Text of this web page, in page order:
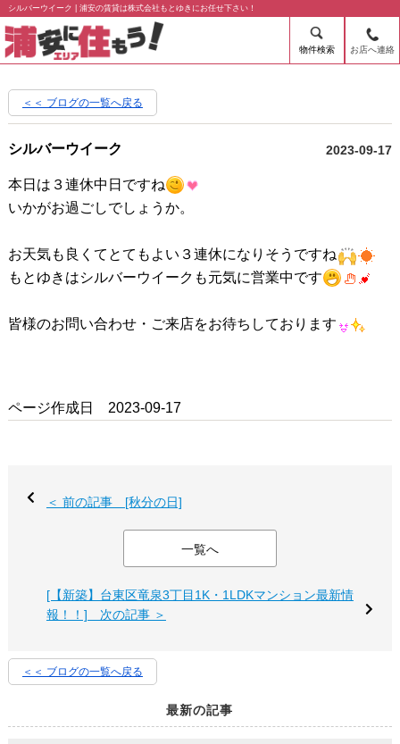
シルバーウイーク | 浦安の賃貸は株式会社もとゆきにお任せ下さい！
物件検索 お店へ連絡
＜＜ ブログの一覧へ戻る
シルバーウイーク 2023-09-17
本日は３連休中日ですね
いかがお過ごしでしょうか。
お天気も良くてとてもよい３連休になりそうですね
もとゆきはシルバーウイークも元気に営業中です
皆様のお問い合わせ・ご来店をお待ちしております
ページ作成日 2023-09-17
＜ 前の記事 [秋分の日]
一覧へ
[【新築】台東区竜泉3丁目1K・1LDKマンション最新情
報！！] 次の記事 ＞
＜＜ ブログの一覧へ戻る
最新の記事